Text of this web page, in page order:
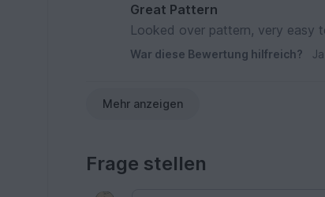
Great Pattern
War diese Bewertung hilfreich? Ja
Mehr anzeigen
Frage stellen